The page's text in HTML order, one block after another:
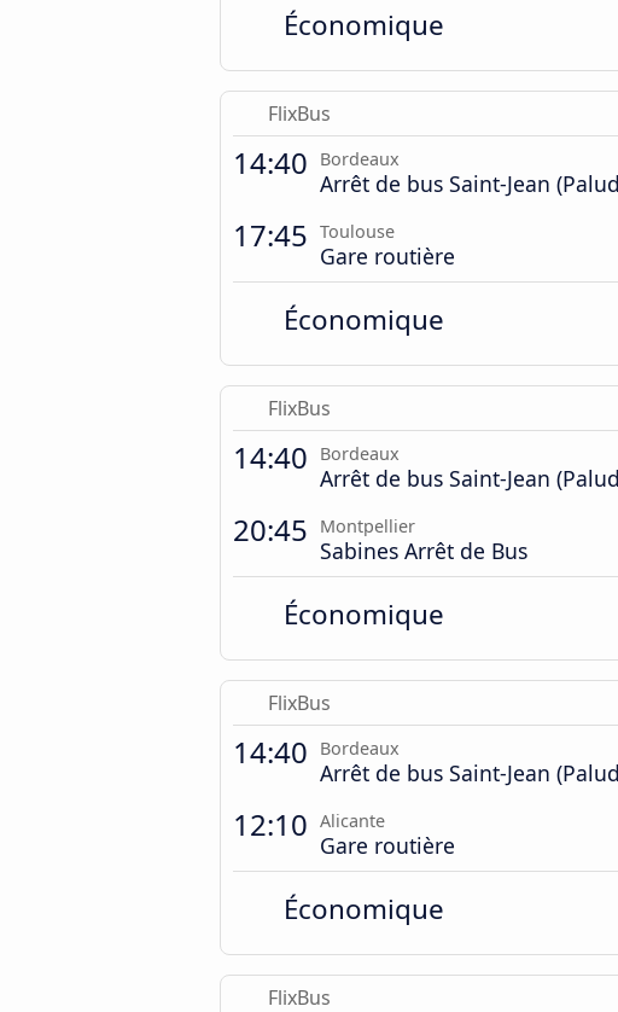
Économique
FlixBus
14:40 Bordeaux
Arrêt de bus Saint-Jean
17:45 Toulouse
Gare routière
Économique
FlixBus
14:40 Bordeaux
Arrêt de bus Saint-Jean
20:45 Montpellier
Sabines Arrêt de Bus
Économique
FlixBus
14:40 Bordeaux
Arrêt de bus Saint-Jean
12:10 Alicante
Gare routière
Économique
FlixBus